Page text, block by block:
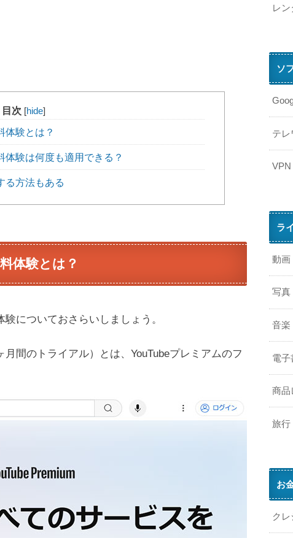
目次 [hide]
体験とは？
験は何度も適用できる？
る方法もある
体験とは？
についておさらいしましょう。
間のトライアル）とは、YouTubeプレミアムのフ
レ
ソ
テレ
VPN
ラ
動画
写真
音楽
電子
商品
旅行
お
ク